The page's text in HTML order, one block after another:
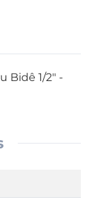
Bidê 1/2" -